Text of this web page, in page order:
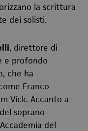
la scrittura
dei solisti.
, direttore di
e profondo
che ha
Franco
Vick. Accanto a
soprano
del